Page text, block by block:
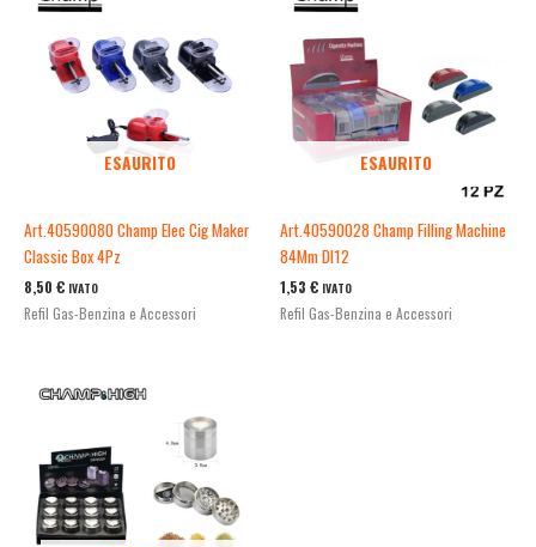
ESAURITO
Art.40590080 Champ Elec Cig Maker
Classic Box 4Pz
8,50 € IVATO
Refil Gas-Benzina e Accessori
ESAURITO
Art.40590028 Champ Filling Machine
84Mm Dl12
1,53 € IVATO
Refil Gas-Benzina e Accessori